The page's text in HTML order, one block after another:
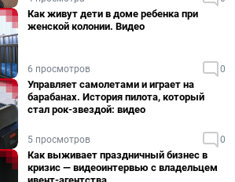
Как живут дети в доме ребенка при
женской колонии. Видео
6 просмотров 0
Управляет самолетами и играет на
барабанах. История пилота, который
стал рок-звездой: видео
5 просмотров 0
Как выживает праздничный бизнес в
кризис — видеоинтервью с владельцем